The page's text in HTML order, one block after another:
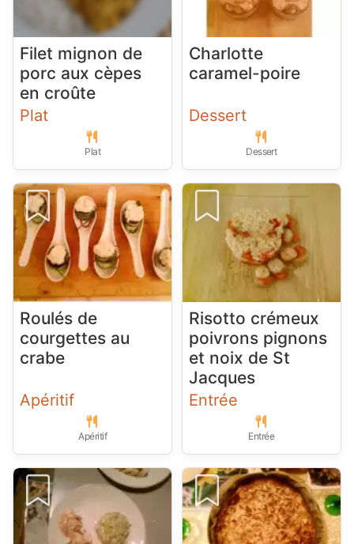
Filet mignon de
porc aux cèpes
en croûte
Plat
Plat
Charlotte
caramel-poire
Dessert
Dessert
Roulés de
courgettes au
crabe
Apéritif
Apéritif
Risotto crémeux
poivrons pignons
et noix de St
Jacques
Entrée
Entrée